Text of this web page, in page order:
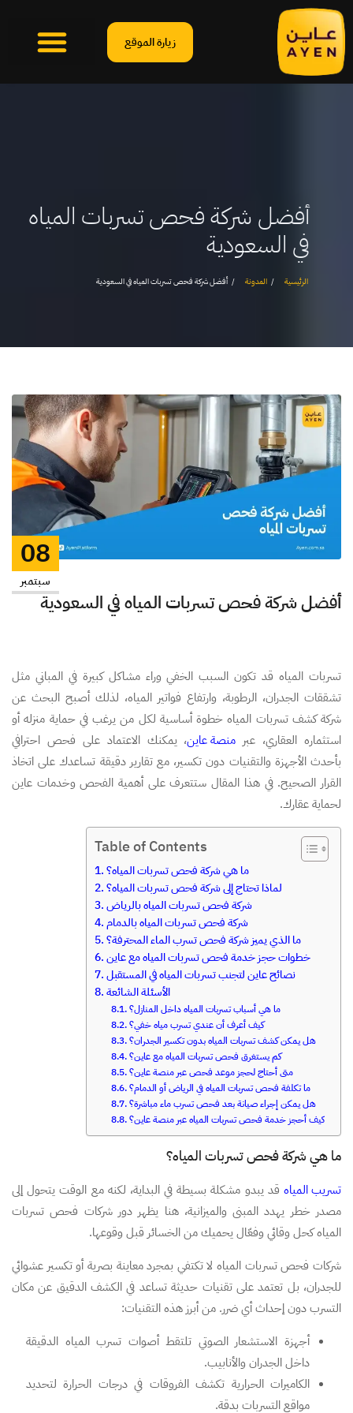
زيارة الموقع
أفضل شركة فحص تسربات المياه
في السعودية
الرئيسية المدونة أفضل شركة فحص تسربات المياه في السعودية
أفضل شركة فحص تسربات المياه في السعودية
تسربات المياه قد تكون السبب الخفي وراء مشاكل كبيرة في المباني مثل
تشققات الجدران، الرطوبة، وارتفاع فواتير المياه، لذلك أصبح البحث عن
شركة كشف تسربات المياه خطوة أساسية لكل من يرغب في حماية منزله أو
استثماره العقاري، عبر منصة عاين، يمكنك الاعتماد على فحص احترافي
بأحدث الأجهزة والتقنيات دون تكسير، مع تقارير دقيقة تساعدك على اتخاذ
القرار الصحيح. في هذا المقال ستتعرف على أهمية الفحص وخدمات عاين
لحماية عقارك.
Table of Contents
ما هي شركة فحص تسربات المياه؟
لماذا تحتاج إلى شركة فحص تسربات المياه؟
شركة فحص تسربات المياه بالرياض
شركة فحص تسربات المياه بالدمام
ما الذي يميز شركة فحص تسرب الماء المحترفة؟
خطوات حجز خدمة فحص تسربات المياه مع عاين
نصائح عاين لتجنب تسربات المياه في المستقبل
الأسئلة الشائعة
ما هي أسباب تسربات المياه داخل المنازل؟
كيف أعرف أن عندي تسرب مياه خفي؟
هل يمكن كشف تسربات المياه بدون تكسير الجدران؟
كم يستغرق فحص تسربات المياه مع عاين؟
متى أحتاج لحجز موعد فحص عبر منصة عاين؟
ما تكلفة فحص تسربات المياه في الرياض أو الدمام؟
هل يمكن إجراء صيانة بعد فحص تسرب ماء مباشرة؟
كيف أحجز خدمة فحص تسربات المياه عبر منصة عاين؟
ما هي شركة فحص تسربات المياه؟
تسريب المياه قد يبدو مشكلة بسيطة في البداية، لكنه مع الوقت يتحول إلى
مصدر خطر يهدد المبنى والميزانية، هنا يظهر دور شركات فحص تسربات
المياه كحل وقائي وفعّال يحميك من الخسائر قبل وقوعها.
شركات فحص تسربات المياه لا تكتفي بمجرد معاينة بصرية أو تكسير عشوائي
للجدران، بل تعتمد على تقنيات حديثة تساعد في الكشف الدقيق عن مكان
التسرب دون إحداث أي ضرر. من أبرز هذه التقنيات:
أجهزة الاستشعار الصوتي تلتقط أصوات تسرب المياه الدقيقة
داخل الجدران والأنابيب.
الكاميرات الحرارية تكشف الفروقات في درجات الحرارة لتحديد
مواقع التسربات بدقة.
08
سبتمبر